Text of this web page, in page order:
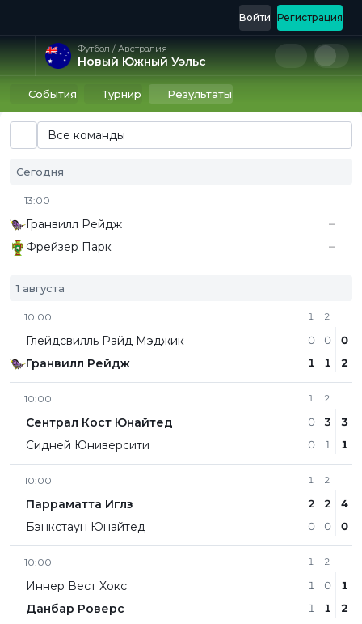
Регистрация
Войти
Футбол / Австралия
Новый Южный Уэльс
События Турнир Результаты
Все команды
Сегодня
13:00
Гранвилл Рейдж
Фрейзер Парк
–
–
1 августа
10:00
Глейдсвилль Райд Мэджик
Гранвилл Рейдж
1
0
1
2
0
1
0
2
10:00
Сентрал Кост Юнайтед
Сидней Юниверсити
1
0
0
2
3
1
3
1
10:00
Парраматта Иглз
Бэнкстаун Юнайтед
1
2
0
2
2
0
4
0
10:00
Иннер Вест Хокс
Данбар Роверс
1
1
1
2
0
1
1
2